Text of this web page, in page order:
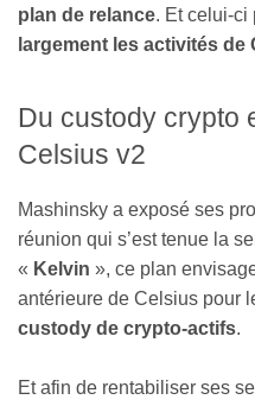
plan de relance. Et celui-ci
largement les activités de
Du custody crypto
Celsius v2
Mashinsky a exposé ses
réunion qui s’est tenue la
« Kelvin », ce plan
antérieure de Celsius pour
custody de crypto-actifs.
Et afin de rentabiliser ses